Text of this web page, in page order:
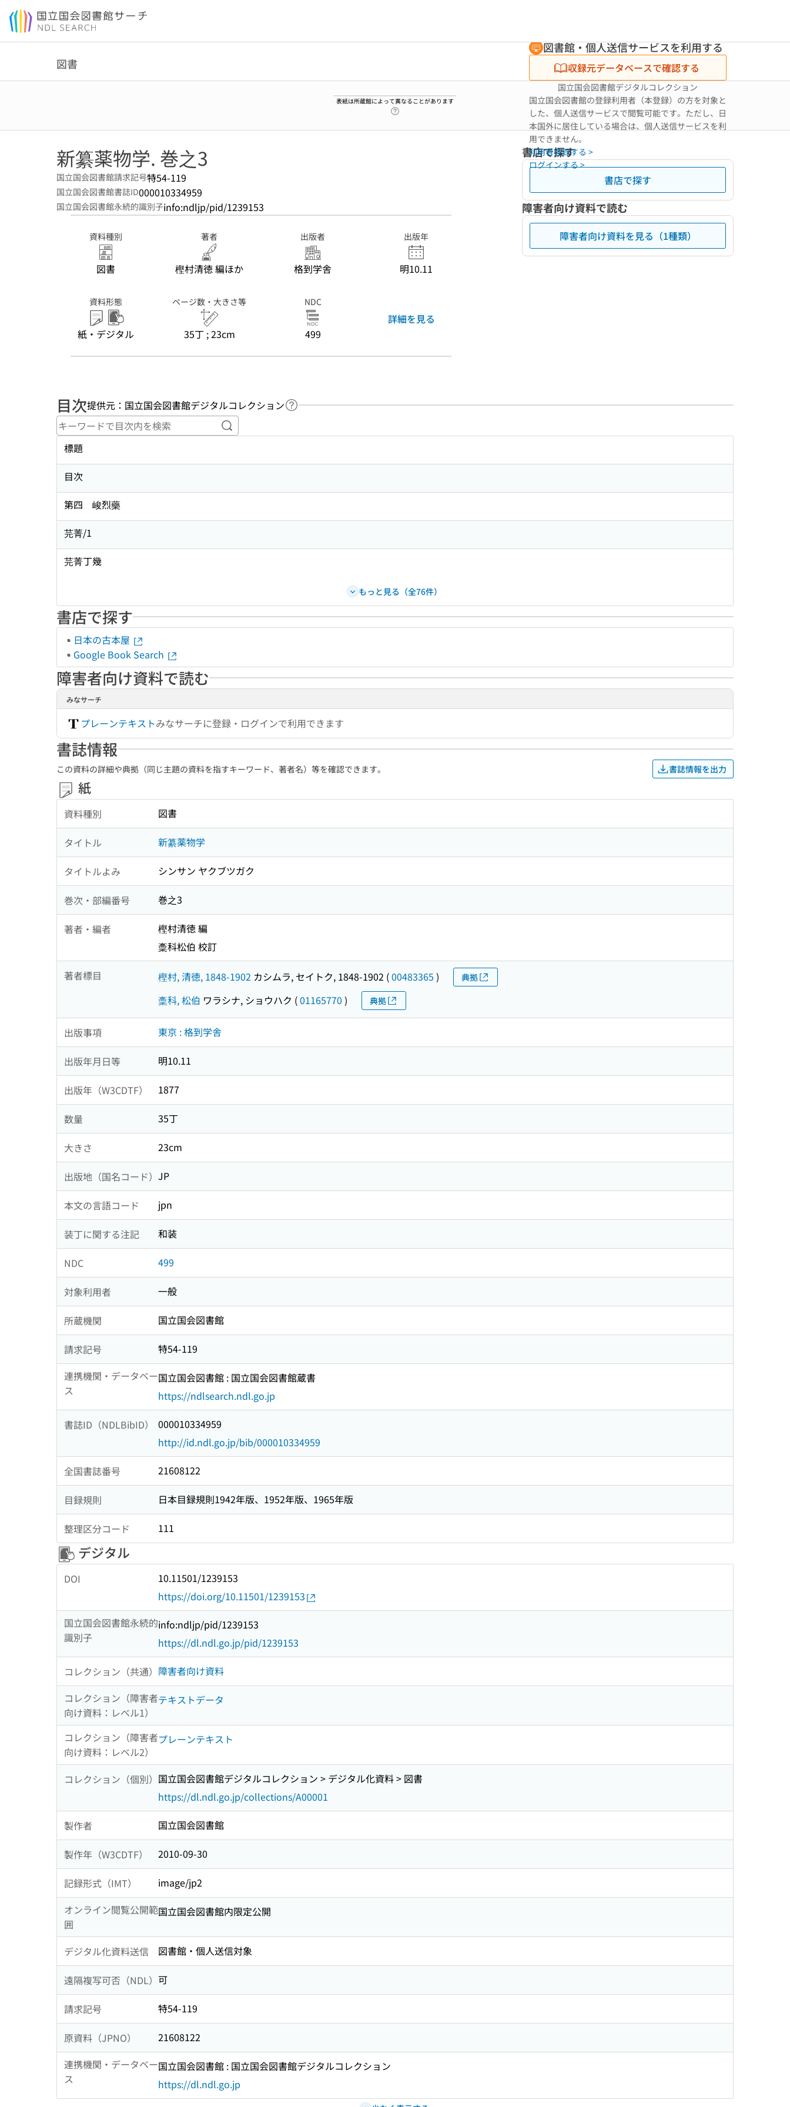
本文へ移動
図書
表紙は所蔵館によって異なることがあります
図書館・個人送信サービスを利用する
収録元データベースで確認する
国立国会図書館デジタルコレクション
国立国会図書館の登録利用者（本登録）の方を対象と
した、個人送信サービスで閲覧可能です。ただし、日
本国外に居住している場合は、個人送信サービスを利
用できません。
利用者登録する >
ログインする >
新纂薬物学. 巻之3
国立国会図書館請求記号特54-119
国立国会図書館書誌ID000010334959
国立国会図書館永続的識別子info:ndljp/pid/1239153
資料種別
図書
著者
樫村清徳 編ほか
出版者
格到学舎
出版年
明10.11
資料形態
紙・デジタル
ページ数・大きさ等
35丁 ; 23cm
NDC
499
詳細を見る
書店で探す
書店で探す
障害者向け資料で読む
障害者向け資料を見る（1種類）
目次提供元：国立国会図書館デジタルコレクション ヘルプページへのリンク
キーワードで目次内を検索
標題
目次
第四 峻烈藥
芫菁/1
芫菁丁幾
もっと見る（全76件）
書店で探す
日本の古本屋
Google Book Search
障害者向け資料で読む
みなサーチ
プレーンテキストみなサーチに登録・ログインで利用できます
書誌情報
この資料の詳細や典拠（同じ主題の資料を指すキーワード、著者名）等を確認できます。 書誌情報を出力
紙
資料種別 図書
タイトル 新纂薬物学
タイトルよみ シンサン ヤクブツガク
巻次・部編番号 巻之3
著者・編者
樫村清徳 編
稾科松伯 校訂
著者標目 樫村, 清徳, 1848-1902 カシムラ, セイトク, 1848-1902 (00483365 ) 典拠
稾科, 松伯 ワラシナ, ショウハク (01165770 ) 典拠
出版事項 東京 : 格到学舎
出版年月日等 明10.11
出版年（W3CDTF） 1877
数量 35丁
大きさ 23cm
出版地（国名コード） JP
本文の言語コード jpn
装丁に関する注記 和装
NDC 499
対象利用者 一般
所蔵機関 国立国会図書館
請求記号
特54-119
連携機関・データベー
ス
国立国会図書館 : 国立国会図書館蔵書
https://ndlsearch.ndl.go.jp
書誌ID（NDLBibID）
000010334959
http://id.ndl.go.jp/bib/000010334959
全国書誌番号 21608122
目録規則 日本目録規則1942年版、1952年版、1965年版
整理区分コード 111
デジタル
DOI
10.11501/1239153
https://doi.org/10.11501/1239153
国立国会図書館永続的
識別子
info:ndljp/pid/1239153
https://dl.ndl.go.jp/pid/1239153
コレクション（共通） 障害者向け資料
コレクション（障害者
向け資料：レベル1）
テキストデータ
コレクション（障害者
向け資料：レベル2）
プレーンテキスト
コレクション（個別） 国立国会図書館デジタルコレクション > デジタル化資料 > 図書
https://dl.ndl.go.jp/collections/A00001
製作者 国立国会図書館
製作年（W3CDTF） 2010-09-30
記録形式（IMT）
image/jp2
オンライン閲覧公開範
囲
国立国会図書館内限定公開
デジタル化資料送信 図書館・個人送信対象
遠隔複写可否（NDL） 可
請求記号 特54-119
原資料（JPNO）
21608122
連携機関・データベー
ス
国立国会図書館 : 国立国会図書館デジタルコレクション
https://dl.ndl.go.jp